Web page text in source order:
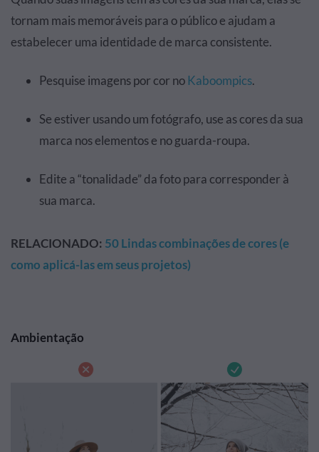
tornam mais memoráveis para o público e ajudam a
estabelecer uma identidade de marca consistente.
Pesquise imagens por cor noKaboompics.
Se estiver usando um fotógrafo, use as cores da sua
marca nos elementos e no guarda-roupa.
Edite a “tonalidade” da foto para corresponder à
sua marca.
RELACIONADO: 50 Lindas combinações de cores (e
como aplicá-las em seus projetos)
Ambientação